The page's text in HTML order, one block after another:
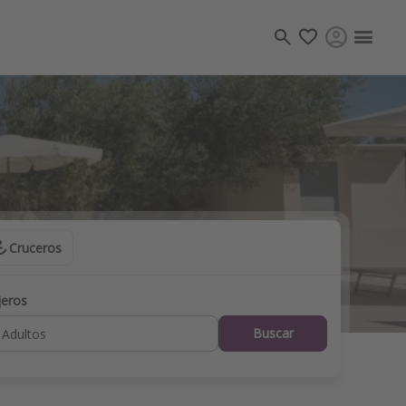
Cruceros
Buscar
destinos